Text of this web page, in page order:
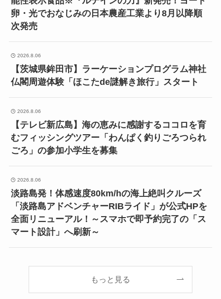
卵・光でおなじみの日本農産工業より8月以降順
次発売
2026.8.06
【茨城県鉾田市】ラーケーションプログラム神社
仏閣周遊体験「ほこたde謎解き旅行」スタート
2026.8.06
【テレビ新広島】海の恵みに感謝するココロを育
むフィッシングツアー「わんぱく釣りごろつられ
ごろ」の参加小学生を募集
2026.8.06
淡路島発！体感速度80km/hの海上絶叫クルーズ
「淡路島アドベンチャーRIBライド」が公式HPを
全面リニューアル！～スマホで即予約完了の「ス
マート設計」へ刷新～
もっと見る